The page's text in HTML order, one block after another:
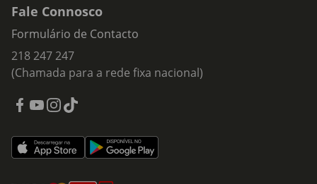
Fale Connosco
Formulário de Contacto
218 247 247
(Chamada para a rede fixa nacional)